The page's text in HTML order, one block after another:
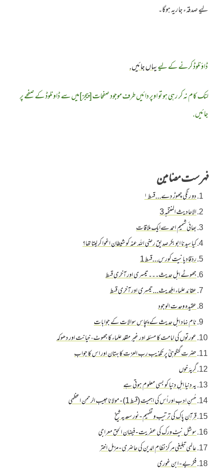
لیے صدقہء جاریہ ہوگا۔
ڈاؤنلوڈ کرنے کے لیےیہاں جائیں.
لنک کام نہ کر رہی ہو تو اوپر دائیں طرف موجود صفحات [پیجز]میں سے ڈاونلوڈ کے صفحے پر
جائیں.
فہرست مضامین
دو رنگی چھوڑ دے...قسط ۱
الاحادیث المنتخبہ 3
بھائی شمیم احمد سےایک ملاقات
کیا سیدنا ابو بکر صدیق رضی اللہ عنہ کو شیطان اغوا کر لیتا تھا؟
ردِّقادیانیت کورس...قسط 1
جھوٹے اہل حدیث۔۔۔تیسری اور آخری قسط
عقائد علماء اہلحدیث...تیسری اور آخری قسط
عقیدہ وحدت الوجود
نام نہاد اہل حدیث کے پچاس سوالات کے جوابات
عورتوں کی امامت کا مسئلہ اور غیر مقلد علماء کا جھوٹ، خیانت اور دھوکہ
حضرت گنگوہیؒ پر تکذیب رب العزت کا بہتان اور اس کا جواب
گریۂ خوں
یہ دنیا اہلِ دنیا کو بسی معلوم ہوتی ہے
حُسنِ ادب اور اُس کی اہمیت (قسط 1) - مولانا حبیب الرحمن اعظمی
قرآنِ پاک کی ترتیب و تفہیم - نور سعدیہ شیخ
سوشل نیٹ ورک کی عفریت - فیضان الحق معراجی
عالمی تبلیغی مرکز نظام الدین کی حاضری - مزمل اختر
فکریے - ابن غوری